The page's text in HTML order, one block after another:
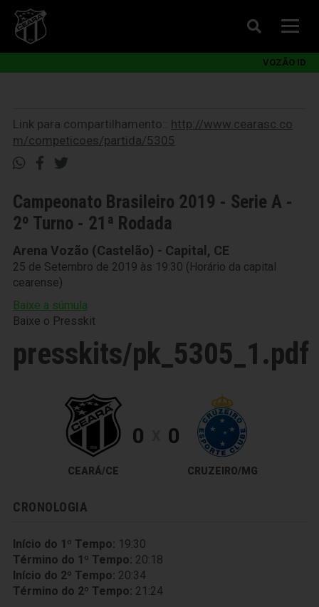
VOZÃO ID
Link para compartilhamento:: http://www.cearasc.co
m/competicoes/partida/5305
Campeonato Brasileiro 2019 - Serie A -
2º Turno - 21ª Rodada
Arena Vozão (Castelão) - Capital, CE
25 de Setembro de 2019 às 19:30 (Horário da capital
cearense)
Baixe a súmula
Baixe o Presskit
presskits/pk_5305_1.pdf
CEARÁ/CE
0 0
CRUZEIRO/MG
CRONOLOGIA
Início do 1º Tempo: 19:30
Término do 1º Tempo: 20:18
Início do 2º Tempo: 20:34
Término do 2º Tempo: 21:24